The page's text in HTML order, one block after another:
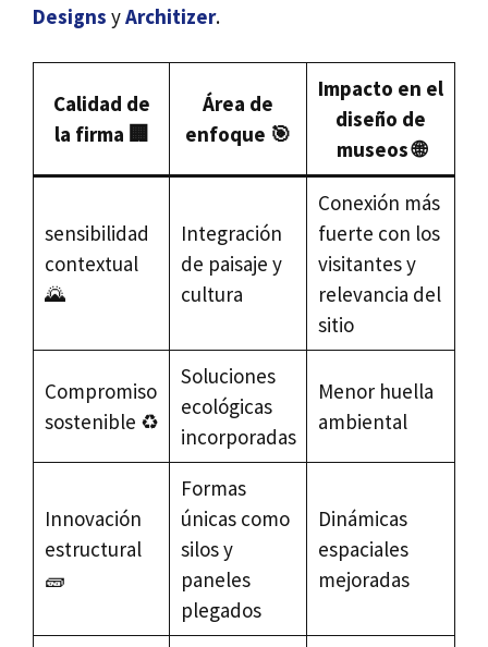
Designs yArchitizer.
Calidad de
la firma 🏢
Área de
enfoque 🎯
Impacto en el
diseño de
museos 🌐
sensibilidad
contextual
🌄
Integración
de paisaje y
cultura
Conexión más
fuerte con los
visitantes y
relevancia del
sitio
Compromiso
sostenible ♻️
Soluciones
ecológicas
incorporadas
Menor huella
ambiental
Innovación
estructural
🧱
Formas
únicas como
silos y
paneles
plegados
Dinámicas
espaciales
mejoradas